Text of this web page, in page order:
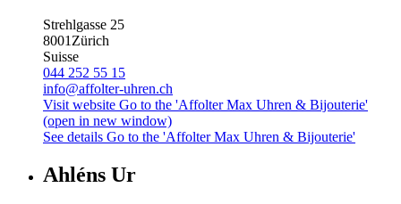
Strehlgasse 25
8001Zürich
Suisse
044 252 55 15
info@affolter-uhren.ch
Visit website Go to the 'Affolter Max Uhren & Bijouterie'
(open in new window)
See details Go to the 'Affolter Max Uhren & Bijouterie'
Ahléns Ur